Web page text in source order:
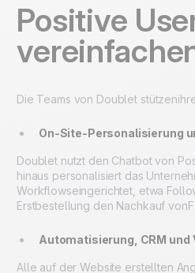
Positive
Die Teams von Doublet
On-Site-Personalisierung
Doublet nutzt den Chatbot von
hinaus personalisiert das
Workflowseingerichtet, etwa
Erstbestellung den Nachkauf
Automatisierung, CRM
Alle auf der Website erstellten